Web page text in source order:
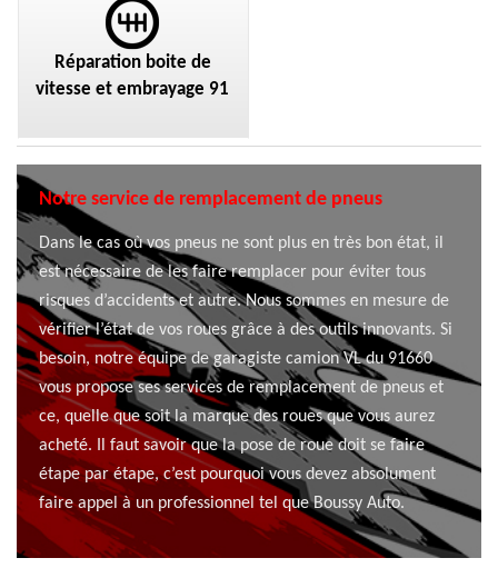
Réparation boite de
vitesse et embrayage 91
Notre service de remplacement de pneus
Dans le cas où vos pneus ne sont plus en très bon état, il
est nécessaire de les faire remplacer pour éviter tous
risques d’accidents et autre. Nous sommes en mesure de
vérifier l’état de vos roues grâce à des outils innovants. Si
besoin, notre équipe de garagiste camion VL du 91660
vous propose ses services de remplacement de pneus et
ce, quelle que soit la marque des roues que vous aurez
acheté. Il faut savoir que la pose de roue doit se faire
étape par étape, c’est pourquoi vous devez absolument
faire appel à un professionnel tel que Boussy Auto.